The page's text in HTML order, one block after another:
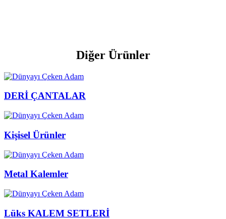
Diğer Ürünler
DERİ ÇANTALAR
Kişisel Ürünler
Metal Kalemler
Lüks KALEM SETLERİ